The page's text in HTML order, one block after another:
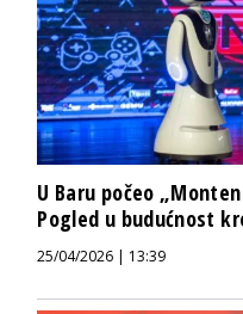
U Baru počeo
Pogled u budućnost
25/04/2026 | 13:39